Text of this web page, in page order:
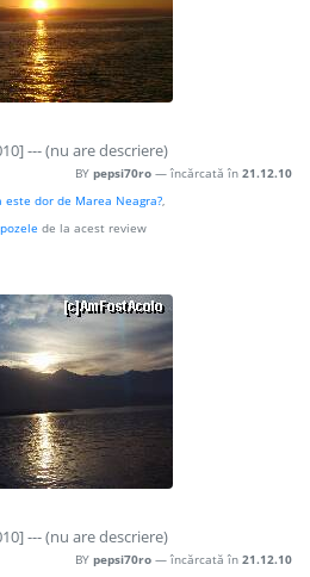
--- (nu are descriere)
BY pepsi70ro — încărcată în 21.12.10
este dor de Marea Neagra?,
de la acest review
--- (nu are descriere)
BY pepsi70ro — încărcată în 21.12.10